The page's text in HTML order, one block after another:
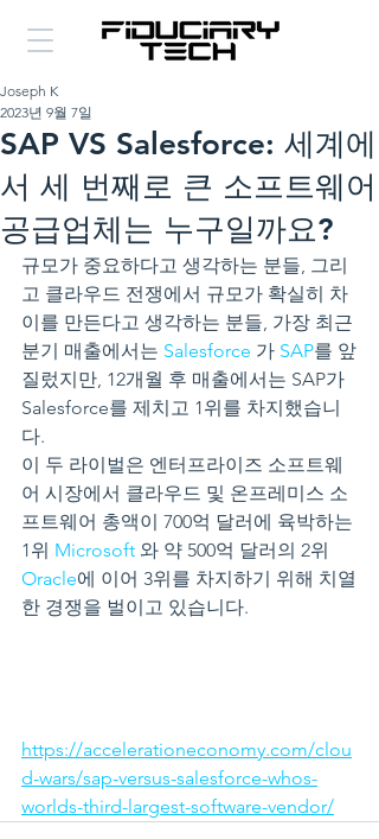
SAP VS Salesforce: 세계에
서 세 번째로 큰 소프트웨어
공급업체는 누구일까요?
Joseph K
2023년 9월 7일
규모가 중요하다고 생각하는 분들, 그리
고 클라우드 전쟁에서 규모가 확실히 차
이를 만든다고 생각하는 분들, 가장 최근
분기 매출에서는 Salesforce 가 SAP를 앞
질렀지만, 12개월 후 매출에서는 SAP가
Salesforce를 제치고 1위를 차지했습니
다.
이 두 라이벌은 엔터프라이즈 소프트웨
어 시장에서 클라우드 및 온프레미스 소
프트웨어 총액이 700억 달러에 육박하는
1위 Microsoft 와 약 500억 달러의 2위
Oracle에 이어 3위를 차지하기 위해 치열
한 경쟁을 벌이고 있습니다.
https://accelerationeconomy.com/clou
d-wars/sap-versus-salesforce-whos-
worlds-third-largest-software-vendor/